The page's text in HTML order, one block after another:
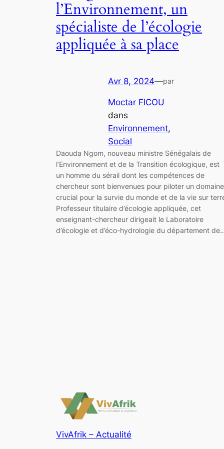
l’Environnement, un
spécialiste de l’écologie
appliquée à sa place
Avr 8, 2024—par
Moctar FICOU
dans
Environnement
Social
Daouda Ngom, nouveau ministre Sénégalais de
l’Environnement et de la Transition écologique, est
un homme du sérail dont les compétences de
chercheur sont bienvenues pour piloter un domaine
crucial pour la survie du monde et de la vie sur
Professeur titulaire d’écologie appliquée, cet
enseignant-chercheur dirigeait le Laboratoire
d’écologie et d’éco-hydrologie du département
VivAfrik – Actualité